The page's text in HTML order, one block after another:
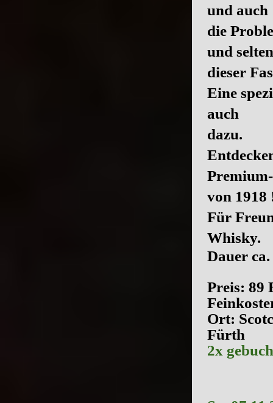
und auch
die
und
dieser
Eine
auch
dazu.
von 1918
Für
Whisky.
Dauer
Preis: 89
Ort:
Fürth
2x